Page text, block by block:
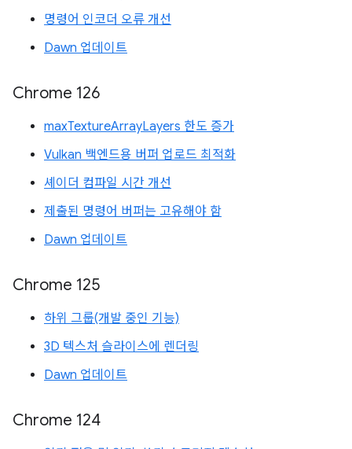
명령어 인코더 오류 개선
Dawn 업데이트
Chrome 126
maxTextureArrayLayers 한도 증가
Vulkan 백엔드용 버퍼 업로드 최적화
셰이더 컴파일 시간 개선
제출된 명령어 버퍼는 고유해야 함
Dawn 업데이트
Chrome 125
하위 그룹(개발 중인 기능)
3D 텍스처 슬라이스에 렌더링
Dawn 업데이트
Chrome 124